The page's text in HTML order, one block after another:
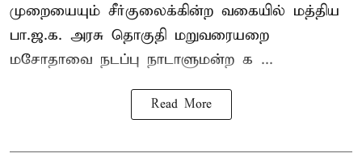
முறையையும் சீர்குலைக்கின்ற வகையில் மத்திய
பா.ஜ.க. அரசு தொகுதி மறுவரையறை
மசோதாவை நடப்பு நாடாளுமன்ற க ...
Read More